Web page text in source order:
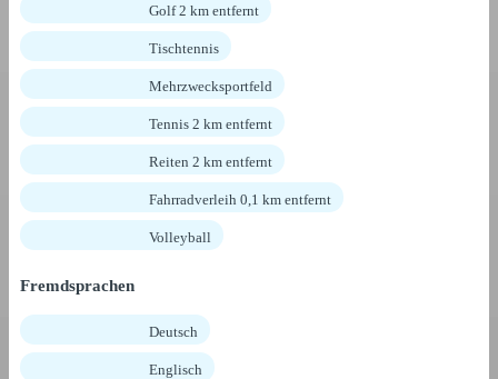
Golf 2 km entfernt
Tischtennis
Mehrzwecksportfeld
Tennis 2 km entfernt
Reiten 2 km entfernt
Fahrradverleih 0,1 km entfernt
Volleyball
Fremdsprachen
Deutsch
Englisch